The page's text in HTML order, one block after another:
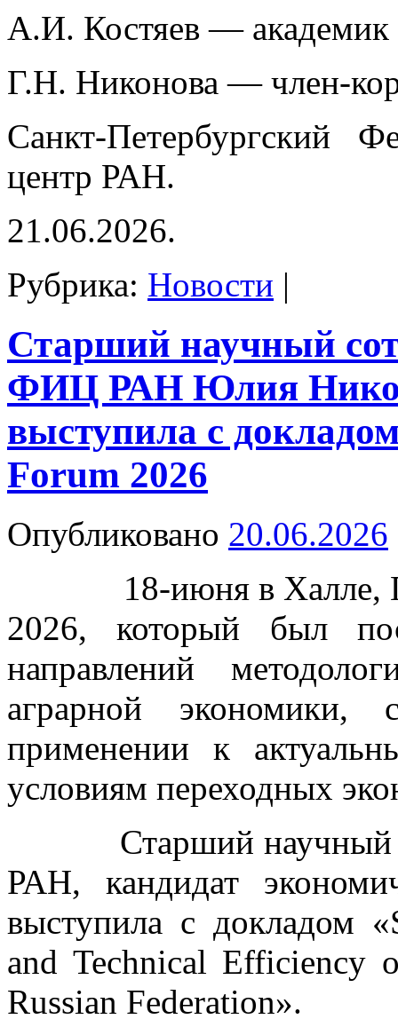
А.И. Костяев —
Г.Н. Никонова — член-
Санкт-Петербургский
центр РАН.
21.06.2026.
Рубрика: Новости |
Старший научный
ФИЦ РАН Юлия
выступила с
Forum 2026
Опубликовано 20.06.2026
18-июня в Халле,
2026, который был
направлений
аграрной
применении к
условиям переходных
Старший научный
РАН, кандидат
выступила с докладом
and Technical Efficiency
Russian Federation».